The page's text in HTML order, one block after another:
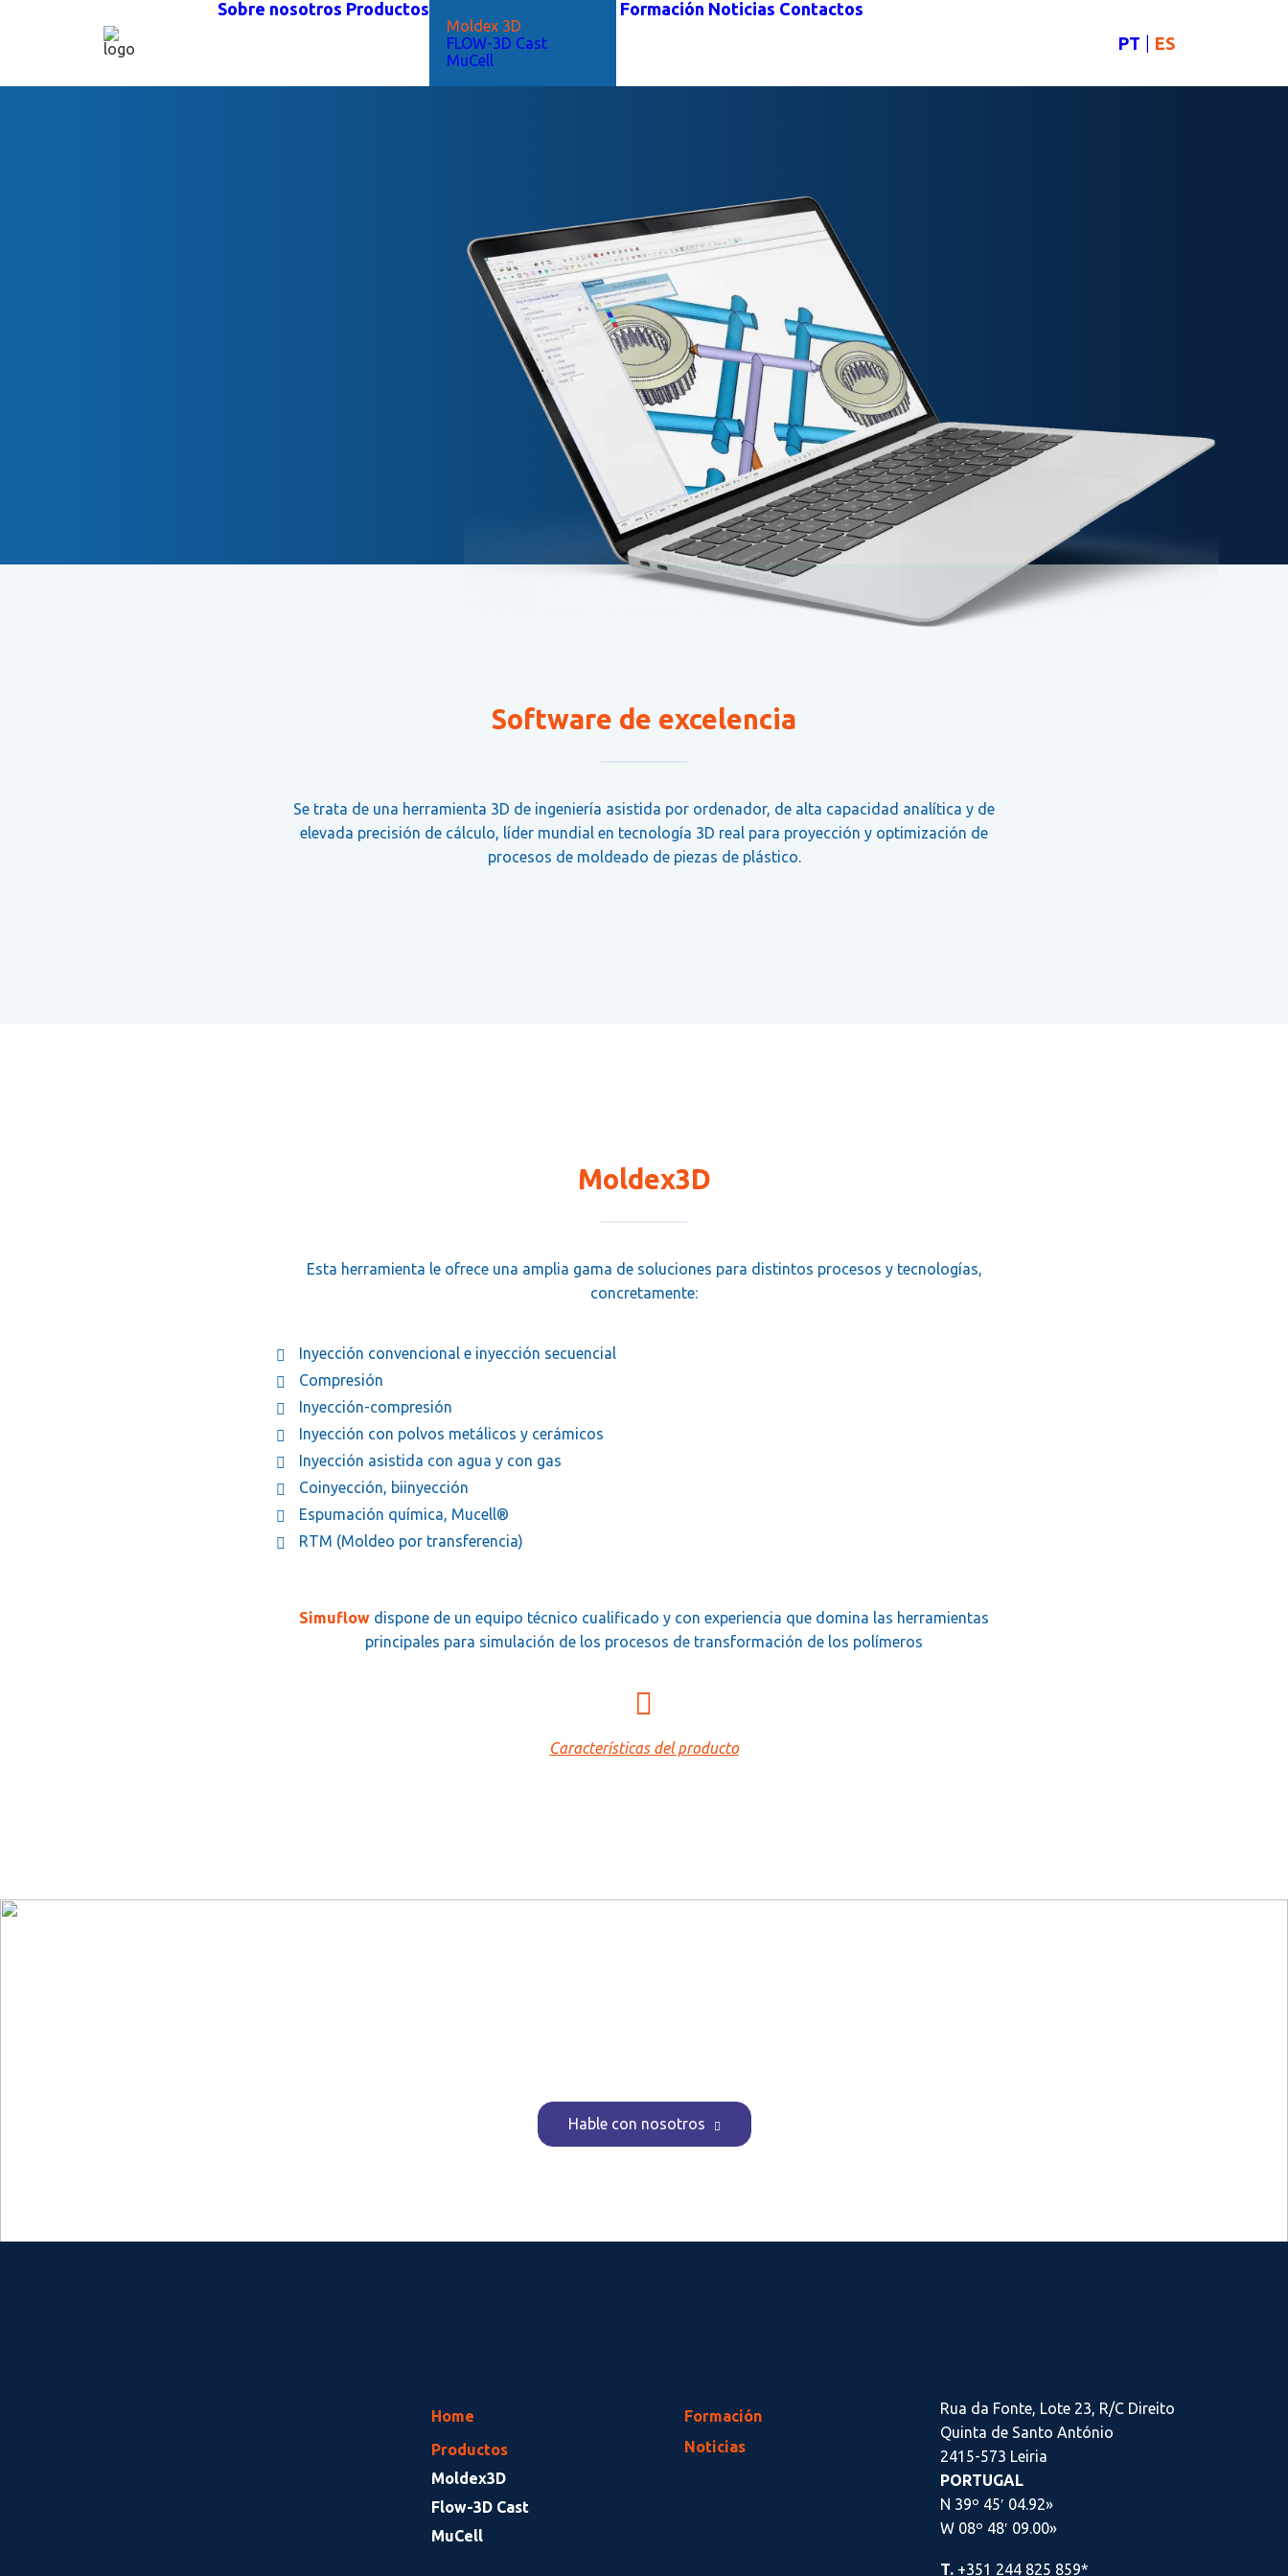
Sobre nosotros Productos
Moldex 3D
FLOW-3D Cast
MuCell
Formación Noticias Contactos
ES
PT
Software de excelencia
Se trata de una herramienta 3D de ingeniería asistida por ordenador, de alta capacidad analítica y de
elevada precisión de cálculo, líder mundial en tecnología 3D real para proyección y optimización de
procesos de moldeado de piezas de plástico.
Moldex3D
Esta herramienta le ofrece una amplia gama de soluciones para distintos procesos y tecnologías,
concretamente:
Inyección convencional e inyección secuencial
Compresión
Inyección-compresión
Inyección con polvos metálicos y cerámicos
Inyección asistida con agua y con gas
Coinyección, biinyección
Espumación química, Mucell®
RTM (Moldeo por transferencia)
Simuflow dispone de un equipo técnico cualificado y con experiencia que domina las herramientas
principales para simulación de los procesos de transformación de los polímeros
Características del producto
Hable con nosotros
Home
Productos
Moldex3D
Flow-3D Cast
MuCell
Formación
Noticias
Rua da Fonte, Lote 23, R/C Direito
Quinta de Santo António
2415-573 Leiria
PORTUGAL
N 39º 45′ 04.92»
W 08º 48′ 09.00»
T. +351 244 825 859*